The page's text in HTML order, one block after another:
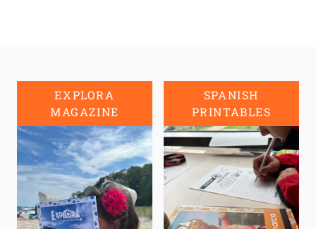
EXPLORA
MAGAZINE
SPANISH
PRINTABLES